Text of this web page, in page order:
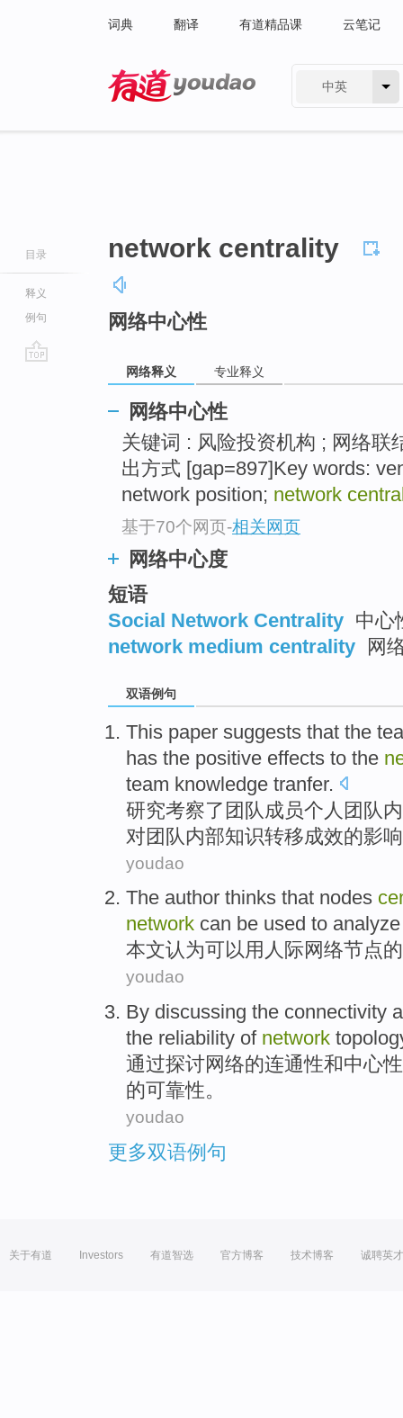
词典 翻译 有道精品课 云笔记
中英
目录
释义
例句
network centrality
网络中心性
网络释义 专业释义
网络中心性
关键词 : 风险投资机构 ; 网络联
出方式 [gap=897]Key words:
network position; network
基于70个网页-相关网页
网络中心度
短语
Social Network Centrality 中心
network medium centrality
网
双语例句
This paper suggests that the
has the positive effects to the
team knowledge tranfer.
研究考察了 团队成员个人团队内
对团队内部知识转移成效的影响
youdao
The author thinks that nodes
network can be used to analyze
本文认为可以用 人际网络节点的
youdao
By discussing the connectivity
the reliability of network
通过探讨网络的连通性和中心
的可靠性。
youdao
更多双语例句
关于有道 Investors 有道智选 官方博客 技术博客 诚聘英才